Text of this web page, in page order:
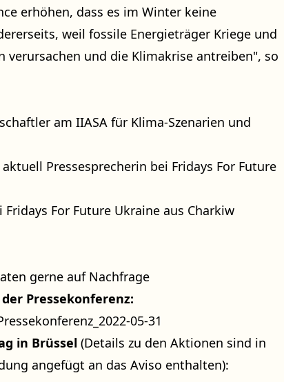
erhöhen, dass es im Winter keine
weil fossile Energieträger Kriege und
verursachen und die Klimakrise antreiben", so
am IIASA für Klima-Szenarien und
Pressesprecherin bei Fridays For Future
For Future Ukraine aus Charkiw
gerne auf Nachfrage
Pressekonferenz:
05-31
in Brüssel(Details zu den Aktionen sind in
angefügt an das Aviso enthalten):